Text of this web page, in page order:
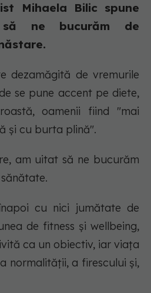
Mihaela Bilic spune
ne bucurăm de
dezamăgită de vremurile
se pune accent pe diete,
oamenii fiind "mai
și cu burta plină".
am uitat să ne bucurăm
cu nici jumătate de
de fitness și wellbeing,
ca un obiectiv, iar viața
normalității, a firescului și,